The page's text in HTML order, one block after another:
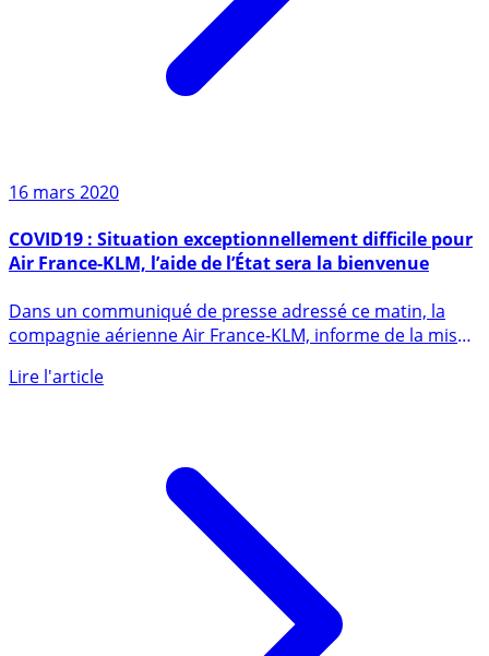
16 mars 2020
Air France-KLM, l’aide de l’État sera la bienvenue
compagnie aérienne Air France-KLM, informe de la mise